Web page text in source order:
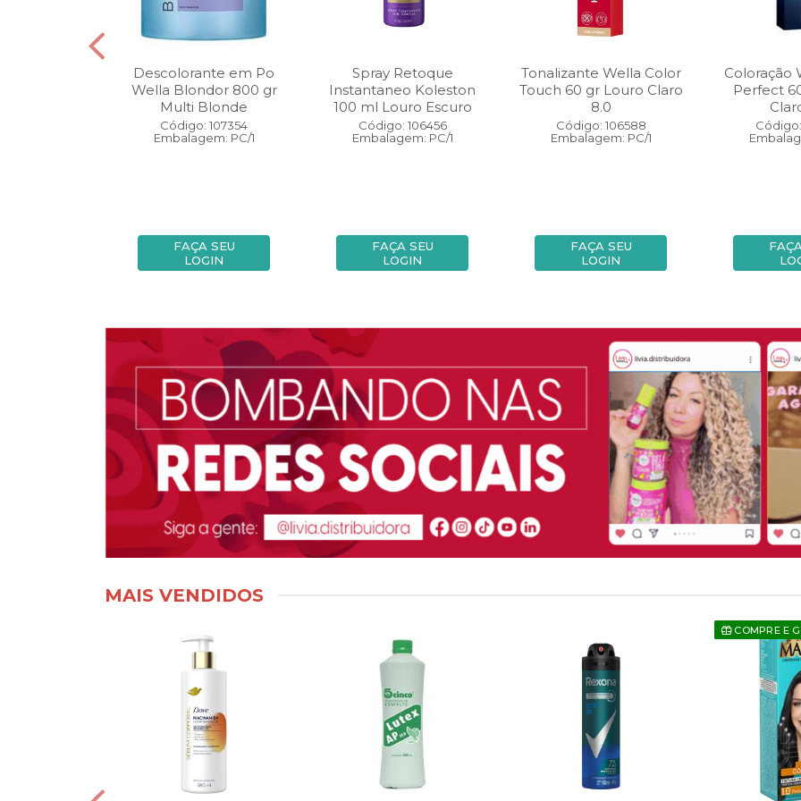
Descolorante em Po
Wella Blondor 800 gr
Multi Blonde
Código: 107354
Embalagem: PC/1
FAÇA SEU
LOGIN
Spray Retoque
Instantaneo Koleston
100 ml Louro Escuro
Código: 106456
Embalagem: PC/1
FAÇA SEU
LOGIN
Tonalizante Wella Color
Touch 60 gr Louro Claro
8.0
Código: 106588
Embalagem: PC/1
FAÇA SEU
LOGIN
Coloração
Perfect
MAIS VENDIDOS
COMPRE E